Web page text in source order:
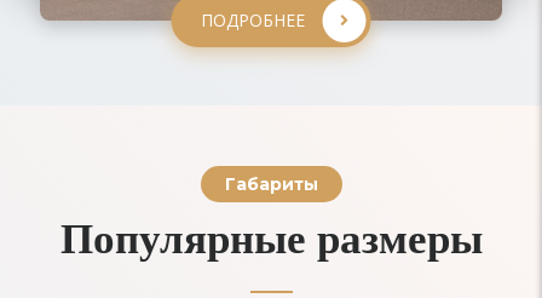
ПОДРОБНЕЕ
Габариты
Популярные размеры